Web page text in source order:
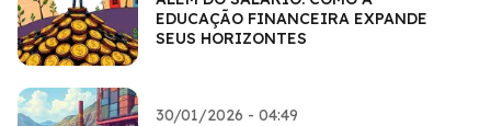
EDUCAÇÃO FINANCEIRA EXPANDE
SEUS HORIZONTES
30/01/2026 - 04:49